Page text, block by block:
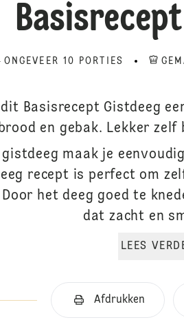
ONGEVEER 10 PORTIES
Basisrecept Gistdeeg
en gebak. Lekker
maak je
recept is perfect om
het deeg goed te
dat zacht en
Afdrukken